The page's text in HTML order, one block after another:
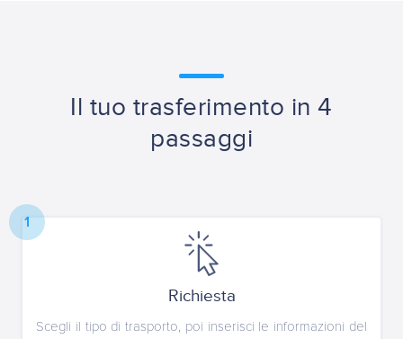
Il tuo trasferimento in 4
passaggi
1
Richiesta
Scegli il tipo di trasporto, poi inserisci le informazioni del